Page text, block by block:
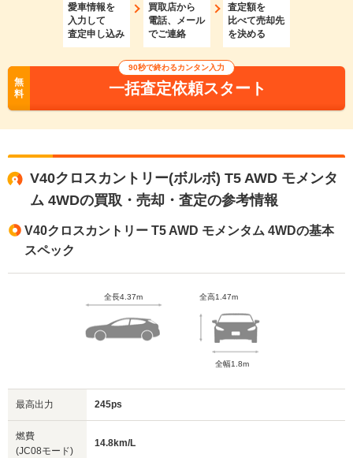
愛車情報を
入力して
査定申し込み
買取店から
電話、メール
でご連絡
査定額を
比べて売却先
を決める
無
料
90秒で終わるカンタン入力
一括査定依頼スタート
V40クロスカントリー(ボルボ) T5 AWD モメンタ
ム 4WDの買取・売却・査定の参考情報
V40クロスカントリー T5 AWD モメンタム 4WDの基本
スペック
全長4.37m 全高1.47m
全幅1.8m
最高出力 245ps
燃費
(JC08モード)
14.8km/L